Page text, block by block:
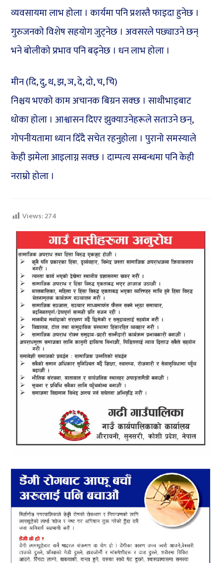
व्यवसायमा लाभ होला । कार्यमा पनि प्रशस्तै फाइदा हुनेछ ।
गुरुजनको विशेष सहयोग जुट्नेछ । अवसरले पछ्याउने छन्
भने बोलीको प्रभाव पनि बढ्नेछ । धन लाभ होला ।
मीन (दि, दु, थ, झ, ञ, दे, दो, च, चि)
निश्चय भएको काम अचानक बिग्रन सक्छ । साथीभाइबाट
धोका होला । आश्वासन दिएर झुक्याउनेहरूले सताउने छन्,
गोपनीयतामा ध्यान दिँदै सचेत रहनुहोला । पुरानो समस्याले
केही झमेला आइलाग्न सक्छ । दाम्पत्य सम्बन्धमा पनि केही
नराम्रो होला ।
Views:274